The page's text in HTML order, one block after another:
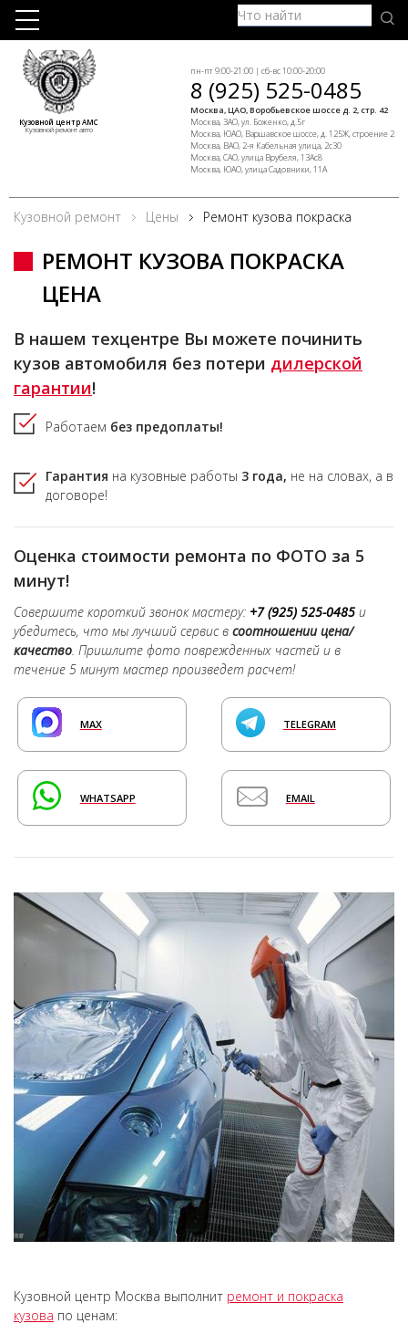
Кузовной центр АМС
Кузовной ремонт авто
пн-пт 9:00-21:00 | сб-вс 10:00-20:00
8 (925) 525-0485
Москва, ЦАО, Воробьевское шоссе д. 2, стр. 42
Москва, ЗАО, ул. Боженко, д.5г
Москва, ЮАО, Варшавское шоссе, д. 125Ж, строение 2
Москва, ВАО, 2-я Кабельная улица, 2с30
Москва, САО, улица Врубеля, 13Ас8
Москва, ЮАО, улица Садовники, 11А
Кузовной ремонт Цены Ремонт кузова покраска
РЕМОНТ КУЗОВА ПОКРАСКА
ЦЕНА
В нашем техцентре Вы можете починить
кузов автомобиля без потери дилерской
гарантии!
Работаем без предоплаты!
Гарантия на кузовные работы 3 года, не на словах, а в
договоре!
Оценка стоимости ремонта по ФОТО за 5
минут!
Совершите короткий звонок мастеру: +7 (925) 525-0485 и
убедитесь, что мы лучший сервис в соотношении цена/
качество. Пришлите фото поврежденных частей и в
течение 5 минут мастер произведет расчет!
MAX TELEGRAM
WHATSAPP EMAIL
Кузовной центр Москва выполнит ремонт и покраска
кузова по ценам: